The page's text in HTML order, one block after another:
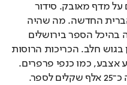
מ־500 שנה, אוצר תרבות, מונחים על מדף מאובק. סידור
תפילה בארמית, תנ"ך בארמית, הברית החדשה. מה שהיה
אמור להיות משומר על ידי המדינה בהיכל הספר בירושלים
נאכל על ידי שיני הזמן בחדר הקטן בגוש חלב. הכריכות הרוסות
ושחוקות. הדפים מתפוררים במגע אצבע, כמו כנפי פרפרים.
שימור ספרים באופן מקצועי עולה כ־25 אלף שקלים לספר.